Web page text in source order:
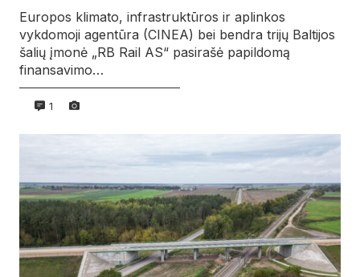
Europos klimato, infrastruktūros ir aplinkos
vykdomoji agentūra (CINEA) bei bendra trijų Baltijos
šalių įmonė „RB Rail AS“ pasirašė papildomą
finansavimo…
1